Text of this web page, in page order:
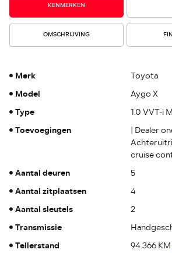
KENMERKEN
OMSCHRIJVING
Merk Toyota
Model Aygo X
Type 1.0 VVT-i
Toevoegingen
| Dealer
cruise
Aantal deuren 5
Aantal zitplaatsen 4
Aantal sleutels 2
Transmissie
Tellerstand 94.366 KM